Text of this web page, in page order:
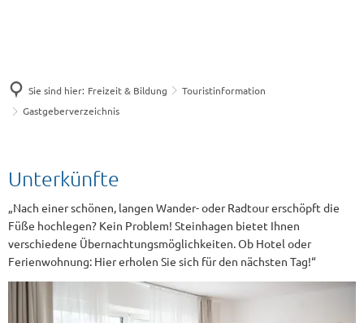
Sie sind hier: Freizeit & Bildung
Touristinformation
Gastgeberverzeichnis
Unterkünfte
„Nach einer schönen, langen Wander- oder Radtour erschöpft die
Füße hochlegen? Kein Problem! Steinhagen bietet Ihnen
verschiedene Übernachtungsmöglichkeiten. Ob Hotel oder
Ferienwohnung: Hier erholen Sie sich für den nächsten Tag!“